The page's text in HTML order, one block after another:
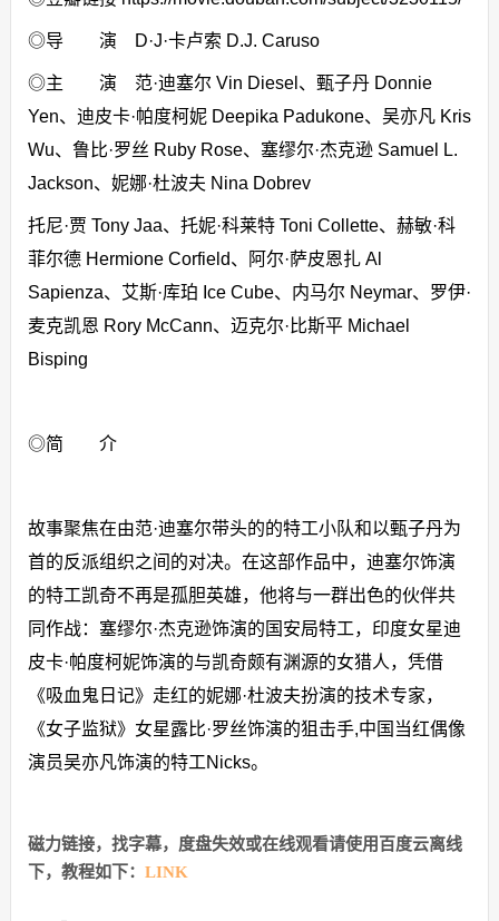
◎导 演 D·J·卡卢索 D.J. Caruso
◎主 演 范·迪塞尔 Vin Diesel、甄子丹 Donnie
Yen、迪皮卡·帕度柯妮 Deepika Padukone、吴亦凡 Kris
Wu、鲁比·罗丝 Ruby Rose、塞缪尔·杰克逊 Samuel L.
Jackson、妮娜·杜波夫 Nina Dobrev
托尼·贾 Tony Jaa、托妮·科莱特 Toni Collette、赫敏·科
菲尔德 Hermione Corfield、阿尔·萨皮恩扎 Al
Sapienza、艾斯·库珀 Ice Cube、内马尔 Neymar、罗伊·
麦克凯恩 Rory McCann、迈克尔·比斯平 Michael
Bisping
◎简 介
故事聚焦在由范·迪塞尔带头的的特工小队和以甄子丹为
首的反派组织之间的对决。在这部作品中，迪塞尔饰演
的特工凯奇不再是孤胆英雄，他将与一群出色的伙伴共
同作战：塞缪尔·杰克逊饰演的国安局特工，印度女星迪
皮卡·帕度柯妮饰演的与凯奇颇有渊源的女猎人，凭借
《吸血鬼日记》走红的妮娜·杜波夫扮演的技术专家，
《女子监狱》女星露比·罗丝饰演的狙击手,中国当红偶像
演员吴亦凡饰演的特工Nicks。
磁力链接，找字幕，度盘失效或在线观看请使用百度云离线
下，教程如下： LINK